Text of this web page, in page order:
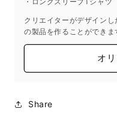
クリエイターがデザイン
の製品を作ることができま
オ
Share